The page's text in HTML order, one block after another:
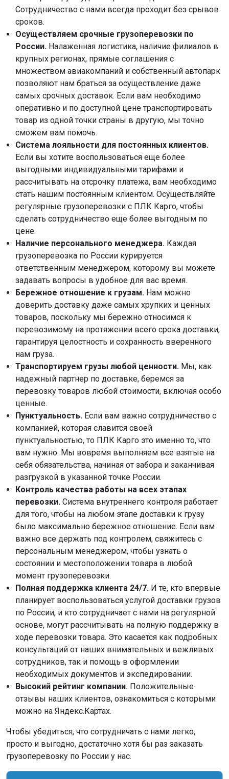
Сотрудничество с нами всегда проходит без срывов
сроков.
Осуществляем срочные грузоперевозки по
России. Налаженная логистика, наличие филиалов в
крупных регионах, прямые соглашения с
множеством авиакомпаний и собственный автопарк
позволяют нам браться за осуществление даже
самых срочных доставок. Если вам необходимо
оперативно и по доступной цене транспортировать
товар из одной точки страны в другую, мы точно
сможем вам помочь.
Система лояльности для постоянных клиентов.
Если вы хотите воспользоваться еще более
выгодными индивидуальными тарифами и
рассчитывать на отсрочку платежа, вам необходимо
стать нашим постоянным клиентом. Осуществляйте
регулярные грузоперевозки с ПЛК Карго, чтобы
сделать сотрудничество еще более выгодным по
цене.
Наличие персонального менеджера. Каждая
грузоперевозка по России курируется
ответственным менеджером, которому вы можете
задавать вопросы в удобное для вас время.
Бережное отношение к грузам. Нам можно
доверить доставку даже самых хрупких и ценных
товаров, поскольку мы бережно относимся к
перевозимому на протяжении всего срока доставки,
гарантируя целостность и сохранность вверенного
нам груза.
Транспортируем грузы любой ценности. Мы, как
надежный партнер по доставке, беремся за
перевозку товаров любой стоимости, включая особо
ценные.
Пунктуальность. Если вам важно сотрудничество с
компанией, которая славится своей
пунктуальностью, то ПЛК Карго это именно то, что
вам нужно. Мы вовремя выполняем все взятые на
себя обязательства, начиная от забора и заканчивая
разгрузкой в указанной точке России.
Контроль качества работы на всех этапах
перевозки. Система внутреннего контроля работает
для того, чтобы на любом этапе доставки к грузу
было максимально бережное отношение. Если вам
важно все держать под контролем, свяжитесь с
персональным менеджером, чтобы узнать о
состоянии и местоположении товара в любой
момент грузоперевозки.
Полная поддержка клиента 24/7. И те, кто впервые
планирует воспользоваться услугой доставки грузов
по России, и кто сотрудничает с нами на регулярной
основе, могут рассчитывать на полную поддержку в
ходе перевозки товара. Это касается как подробных
консультаций от наших внимательных и вежливых
сотрудников, так и помощь в оформлении
необходимых документов и экспедировании.
Высокий рейтинг компании. Положительные
отзывы наших клиентов, ознакомиться с которыми
можно на Яндекс.Картах.
Чтобы убедиться, что сотрудничать с нами легко,
просто и выгодно, достаточно хотя бы раз заказать
грузоперевозку по России у нас.